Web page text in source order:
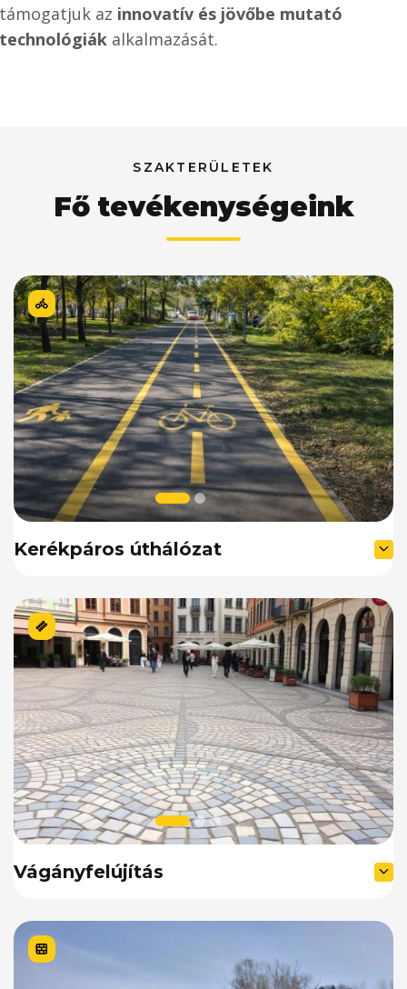
támogatjuk az innovatív és jövőbe mutató
technológiák alkalmazását.
Fő tevékenységeink
SZAKTERÜLETEK
Kerékpáros úthálózat
Vágányfelújítás